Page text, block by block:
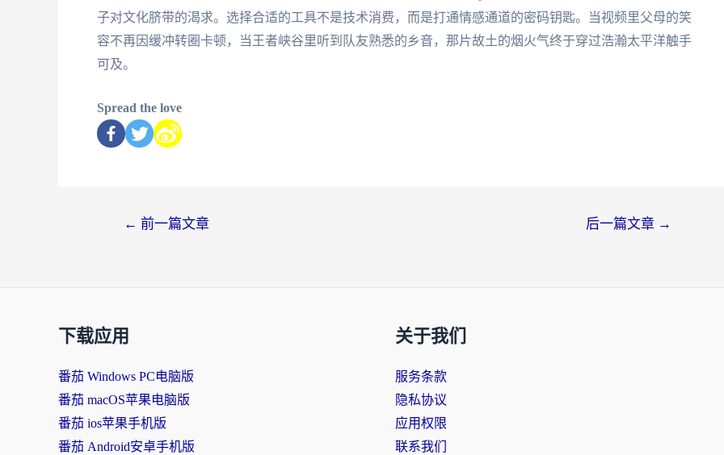
子对文化脐带的渴求。选择合适的工具不是技术消费，而是打通情感通道的密码钥匙。当视频里父母的笑
容不再因缓冲转圈卡顿，当王者峡谷里听到队友熟悉的乡音，那片故土的烟火气终于穿过浩瀚太平洋触手
可及。
Spread the love
← 前一篇文章 后一篇文章 →
下载应用
番茄 Windows PC电脑版
番茄 macOS苹果电脑版
番茄 ios苹果手机版
番茄 Android安卓手机版
关于我们
服务条款
隐私协议
应用权限
联系我们